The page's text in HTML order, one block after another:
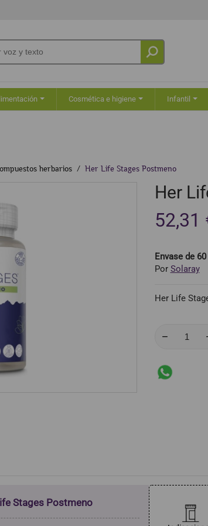
Cosmética e higiene Infantil
herbarios Her Life Stages Postmeno
Her
52,31
Envase de
Por Solaray
Her Life
Stages Postmeno